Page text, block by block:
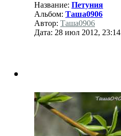
Название: Петуния
Альбом: Таша0906
Автор: Таша0906
Дата: 28 июл 2012, 23:14